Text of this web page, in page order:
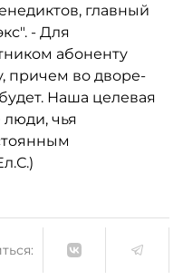
главный
- Для
абоненту
причем во дворе-
Наша целевая
чья